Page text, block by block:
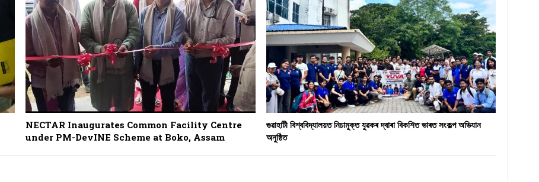
NECTAR Inaugurates Common Facility Centre
under PM-DevINE Scheme at Boko, Assam
গুৱাহাটী বিশ্ববিদ্যালয়ত নিচামুক্ত যুৱকৰ দ্বাৰা বিকশিত ভাৰত সংকল্প অভিযান
অনুষ্ঠিত